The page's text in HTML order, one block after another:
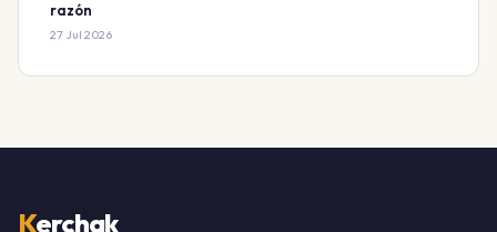
razón
27 Jul 2026
Kerchak